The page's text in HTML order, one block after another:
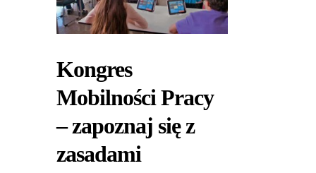
Kongres
Mobilności Pracy
– zapoznaj się z
zasadami